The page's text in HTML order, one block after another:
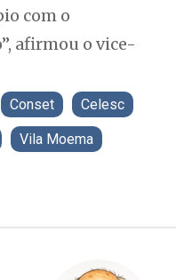
com o
afirmou o vice-
Conset Celesc
Vila Moema